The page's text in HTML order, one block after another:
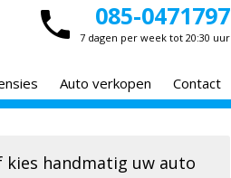
085-0471797
7 dagen per week tot 20:30 uur
Auto verkopen Contact
kies handmatig uw auto